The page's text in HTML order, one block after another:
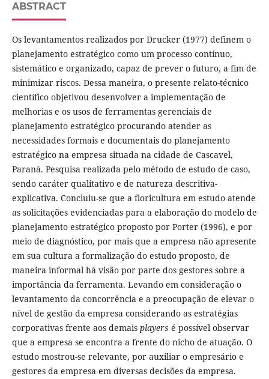
ABSTRACT
Os levantamentos realizados por Drucker (1977) definem o
planejamento estratégico como um processo contínuo,
sistemático e organizado, capaz de prever o futuro, a fim de
minimizar riscos. Dessa maneira, o presente relato-técnico
científico objetivou desenvolver a implementação de
melhorias e os usos de ferramentas gerenciais de
planejamento estratégico procurando atender as
necessidades formais e documentais do planejamento
estratégico na empresa situada na cidade de Cascavel,
Paraná. Pesquisa realizada pelo método de estudo de caso,
sendo caráter qualitativo e de natureza descritiva-
explicativa. Concluiu-se que a floricultura em estudo atende
as solicitações evidenciadas para a elaboração do modelo de
planejamento estratégico proposto por Porter (1996), e por
meio de diagnóstico, por mais que a empresa não apresente
em sua cultura a formalização do estudo proposto, de
maneira informal há visão por parte dos gestores sobre a
importância da ferramenta. Levando em consideração o
levantamento da concorrência e a preocupação de elevar o
nível de gestão da empresa considerando as estratégias
corporativas frente aos demais players é possível observar
que a empresa se encontra a frente do nicho de atuação. O
estudo mostrou-se relevante, por auxiliar o empresário e
gestores da empresa em diversas decisões da empresa.